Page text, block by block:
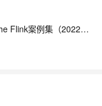
【藏经阁一起读（27）】本周推荐《Apache Flink案例集（2022版）》，你有哪些心得？